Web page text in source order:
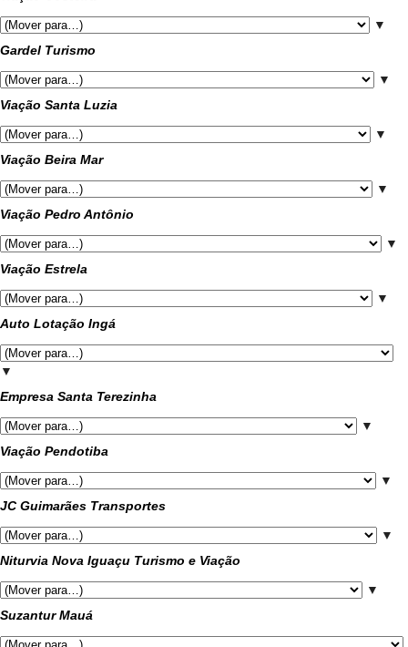
▼
Gardel Turismo
▼
Viação Santa Luzia
▼
Viação Beira Mar
▼
Viação Pedro Antônio
▼
Viação Estrela
▼
Auto Lotação Ingá
▼
Empresa Santa Terezinha
▼
Viação Pendotiba
▼
JC Guimarães Transportes
▼
Niturvia Nova Iguaçu Turismo e Viação
▼
Suzantur Mauá